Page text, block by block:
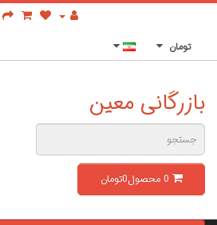
تومان
بازرگانی معین
0 محصول0تومان